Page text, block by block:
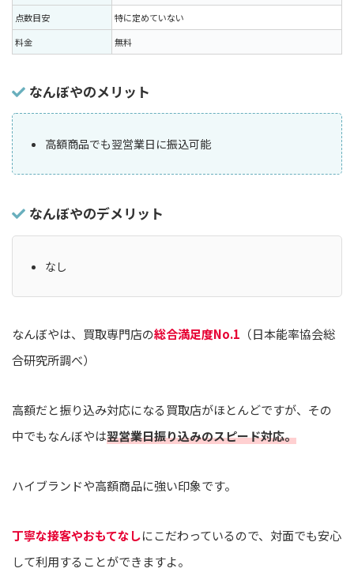
点数目安
特に定めていない
料金
無料
なんぼやのメリット
高額商品でも翌営業日に振込可能
なんぼやのデメリット
なし
なんぼやは、買取専門店の総合満足度No.1 （日本能率協会総
合研究所調べ）
高額だと振り込み対応になる買取店がほとんどですが、その
中でもなんぼやは翌営業日振り込みのスピード対応。
ハイブランドや高額商品に強い印象です。
丁寧な接客やおもてなしにこだわっているので、対面でも安心
して利用することができますよ。